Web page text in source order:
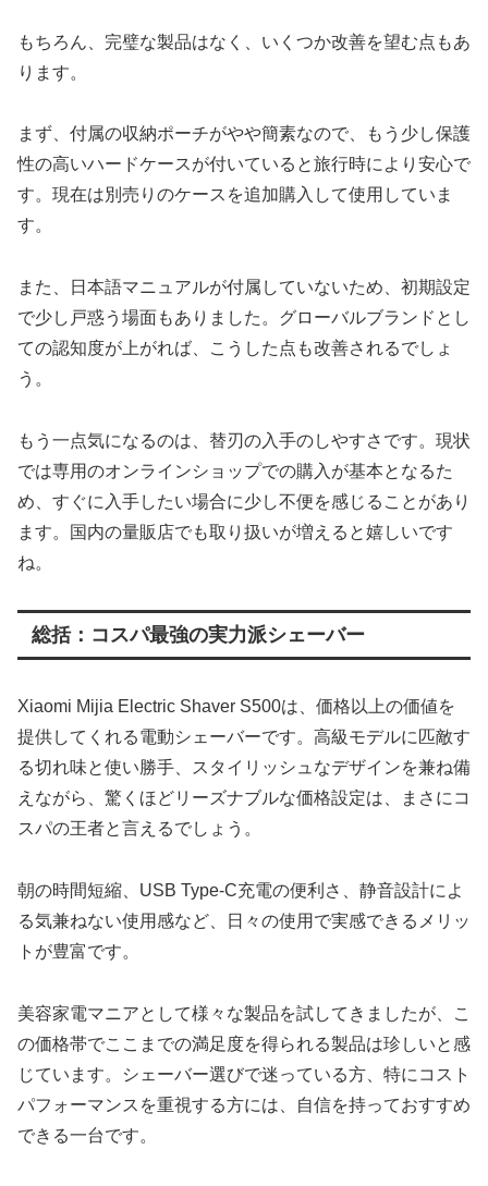
もちろん、完璧な製品はなく、いくつか改善を望む点もあ
ります。
まず、付属の収納ポーチがやや簡素なので、もう少し保護
性の高いハードケースが付いていると旅行時により安心で
す。現在は別売りのケースを追加購入して使用していま
す。
また、日本語マニュアルが付属していないため、初期設定
で少し戸惑う場面もありました。グローバルブランドとし
ての認知度が上がれば、こうした点も改善されるでしょ
う。
もう一点気になるのは、替刃の入手のしやすさです。現状
では専用のオンラインショップでの購入が基本となるた
め、すぐに入手したい場合に少し不便を感じることがあり
ます。国内の量販店でも取り扱いが増えると嬉しいです
ね。
総括：コスパ最強の実力派シェーバー
Xiaomi Mijia Electric Shaver S500は、価格以上の価値を
提供してくれる電動シェーバーです。高級モデルに匹敵す
る切れ味と使い勝手、スタイリッシュなデザインを兼ね備
えながら、驚くほどリーズナブルな価格設定は、まさにコ
スパの王者と言えるでしょう。
朝の時間短縮、USB Type-C充電の便利さ、静音設計によ
る気兼ねない使用感など、日々の使用で実感できるメリッ
トが豊富です。
美容家電マニアとして様々な製品を試してきましたが、こ
の価格帯でここまでの満足度を得られる製品は珍しいと感
じています。シェーバー選びで迷っている方、特にコスト
パフォーマンスを重視する方には、自信を持っておすすめ
できる一台です。